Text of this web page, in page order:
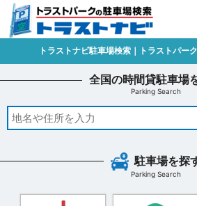
トラストナビ駐車場検索｜トラストパー
全国の時間貸駐車場
Parking Search
駐車場を探
Parking Search